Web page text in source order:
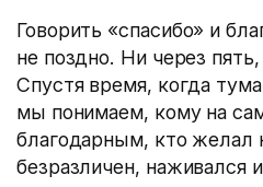
Говорить «спасибо» и
не поздно. Ни через
Спустя время, когда
мы понимаем, кому на
благодарным, кто желал
безразличен, наживался